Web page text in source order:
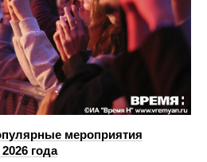
мероприятия
года